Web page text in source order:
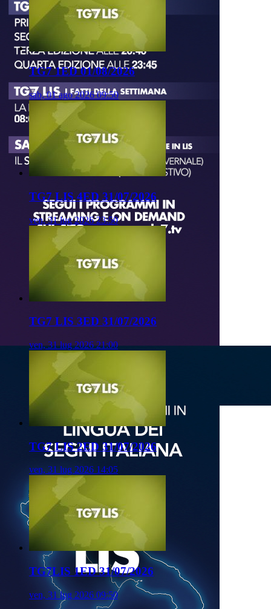
TG7 1ED 01/08/2026
sab, 01 ago 2026 09:50
TG7 LIS 4ED 31/07/2026
ven, 31 lug 2026 23:50
TG7 LIS 3ED 31/07/2026
ven, 31 lug 2026 21:00
TG7 LIS 2ED 31/07/2026
ven, 31 lug 2026 14:05
TG7LIS 1ED 31/07/2026
ven, 31 lug 2026 09:50